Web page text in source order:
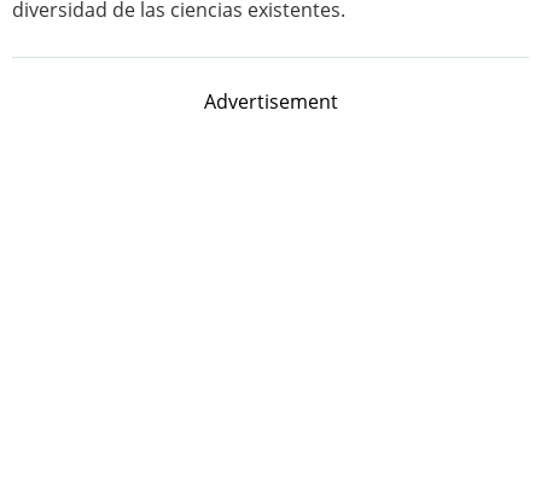
diversidad de las ciencias existentes.
Advertisement